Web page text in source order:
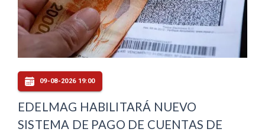
09-08-2026 19:00
EDELMAG HABILITARÁ NUEVO
SISTEMA DE PAGO DE CUENTAS DE